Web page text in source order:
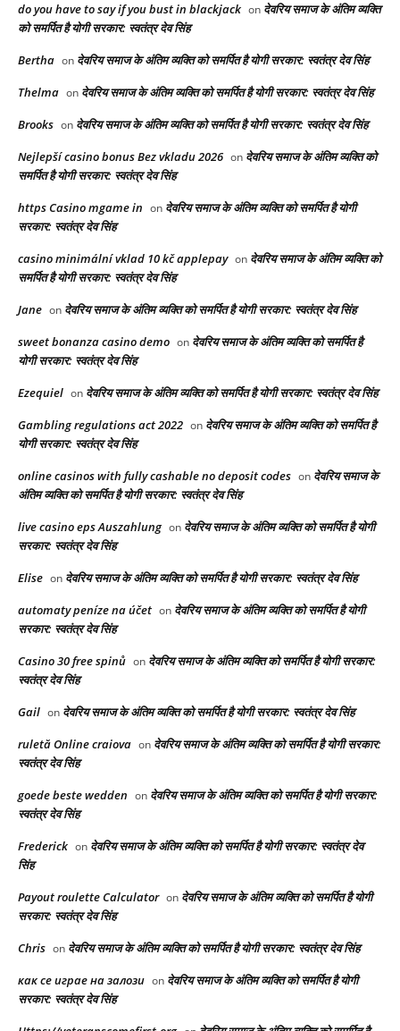
do you have to say if you bust in blackjack on देवरिय समाज के अंतिम व्यक्ति
को समर्पित है योगी सरकार: स्वतंत्र देव सिंह
Bertha on देवरिय समाज के अंतिम व्यक्ति को समर्पित है योगी सरकार: स्वतंत्र देव सिंह
Thelma on देवरिय समाज के अंतिम व्यक्ति को समर्पित है योगी सरकार: स्वतंत्र देव सिंह
Brooks on देवरिय समाज के अंतिम व्यक्ति को समर्पित है योगी सरकार: स्वतंत्र देव सिंह
Nejlepší casino bonus Bez vkladu 2026 on देवरिय समाज के अंतिम व्यक्ति को
समर्पित है योगी सरकार: स्वतंत्र देव सिंह
https Casino mgame in on देवरिय समाज के अंतिम व्यक्ति को समर्पित है योगी
सरकार: स्वतंत्र देव सिंह
casino minimální vklad 10 kč applepay on देवरिय समाज के अंतिम व्यक्ति को
समर्पित है योगी सरकार: स्वतंत्र देव सिंह
Jane on देवरिय समाज के अंतिम व्यक्ति को समर्पित है योगी सरकार: स्वतंत्र देव सिंह
sweet bonanza casino demo on देवरिय समाज के अंतिम व्यक्ति को समर्पित है
योगी सरकार: स्वतंत्र देव सिंह
Ezequiel on देवरिय समाज के अंतिम व्यक्ति को समर्पित है योगी सरकार: स्वतंत्र देव सिंह
Gambling regulations act 2022 on देवरिय समाज के अंतिम व्यक्ति को समर्पित है
योगी सरकार: स्वतंत्र देव सिंह
online casinos with fully cashable no deposit codes on देवरिय समाज के
अंतिम व्यक्ति को समर्पित है योगी सरकार: स्वतंत्र देव सिंह
live casino eps Auszahlung on देवरिय समाज के अंतिम व्यक्ति को समर्पित है योगी
सरकार: स्वतंत्र देव सिंह
Elise on देवरिय समाज के अंतिम व्यक्ति को समर्पित है योगी सरकार: स्वतंत्र देव सिंह
automaty peníze na účet on देवरिय समाज के अंतिम व्यक्ति को समर्पित है योगी
सरकार: स्वतंत्र देव सिंह
Casino 30 free spinů on देवरिय समाज के अंतिम व्यक्ति को समर्पित है योगी सरकार:
स्वतंत्र देव सिंह
Gail on देवरिय समाज के अंतिम व्यक्ति को समर्पित है योगी सरकार: स्वतंत्र देव सिंह
ruletă Online craiova on देवरिय समाज के अंतिम व्यक्ति को समर्पित है योगी सरकार:
स्वतंत्र देव सिंह
goede beste wedden on देवरिय समाज के अंतिम व्यक्ति को समर्पित है योगी सरकार:
स्वतंत्र देव सिंह
Frederick on देवरिय समाज के अंतिम व्यक्ति को समर्पित है योगी सरकार: स्वतंत्र देव
सिंह
Payout roulette Calculator on देवरिय समाज के अंतिम व्यक्ति को समर्पित है योगी
सरकार: स्वतंत्र देव सिंह
Chris on देवरिय समाज के अंतिम व्यक्ति को समर्पित है योगी सरकार: स्वतंत्र देव सिंह
как се играе на залози on देवरिय समाज के अंतिम व्यक्ति को समर्पित है योगी
सरकार: स्वतंत्र देव सिंह